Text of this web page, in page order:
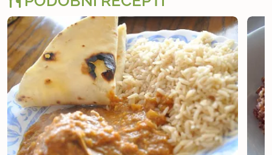
Paste.htm
Če namesto olja uporabiš ghee, na poseben način
obdelano maslo, bo to bolj prava curry pasta, a
tudi z oljem, kot je v tem receptu, bo šlo, čeprav
bo okus malce drugačen.
Tule je pa recept za eno vrsto curry paste, saj jih
obstoja več vrst. mamamia